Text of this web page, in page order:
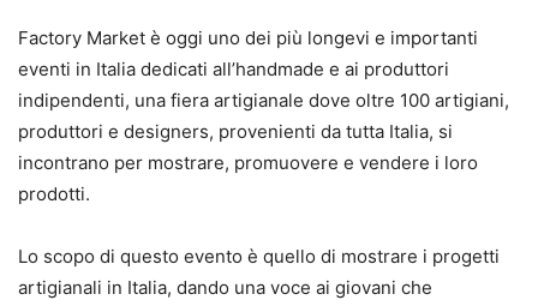
Factory Market è oggi uno dei più longevi e importanti
eventi in Italia dedicati all’handmade e ai produttori
indipendenti, una fiera artigianale dove oltre 100 artigiani,
produttori e designers, provenienti da tutta Italia, si
incontrano per mostrare, promuovere e vendere i loro
prodotti.
Lo scopo di questo evento è quello di mostrare i progetti
artigianali in Italia, dando una voce ai giovani che